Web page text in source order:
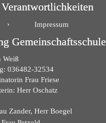
Verantwortlichkeiten
Impressum
Gemeinschaftsschule
Weiß
036482-32534
Frau Friese
Herr Oschatz
Zander, Herr Boegel